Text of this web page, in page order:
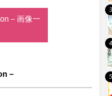
－画像一
－